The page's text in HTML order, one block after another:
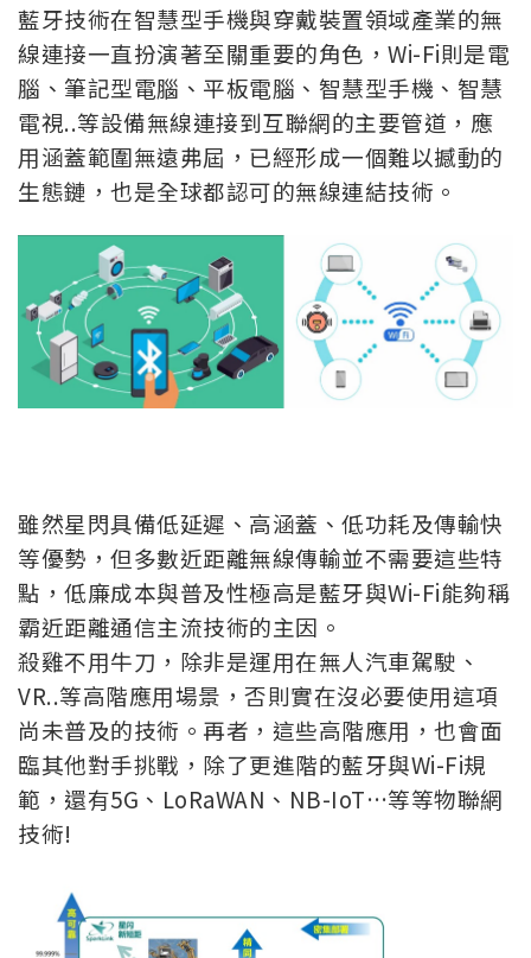
藍牙技術在智慧型手機與穿戴裝置領域產業的無
線連接一直扮演著至關重要的角色，Wi-Fi則是電
腦、筆記型電腦、平板電腦、智慧型手機、智慧
電視..等設備無線連接到互聯網的主要管道，應
用涵蓋範圍無遠弗屆，已經形成一個難以撼動的
生態鏈，也是全球都認可的無線連結技術。
雖然星閃具備低延遲、高涵蓋、低功耗及傳輸快
等優勢，但多數近距離無線傳輸並不需要這些特
點，低廉成本與普及性極高是藍牙與Wi-Fi能夠稱
霸近距離通信主流技術的主因。
殺雞不用牛刀，除非是運用在無人汽車駕駛、
VR..等高階應用場景，否則實在沒必要使用這項
尚未普及的技術。再者，這些高階應用，也會面
臨其他對手挑戰，除了更進階的藍牙與Wi-Fi規
範，還有5G、LoRaWAN、NB-IoT…等等物聯網
技術!